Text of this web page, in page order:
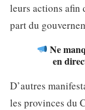
leurs actions afin
part du
Ne
en
D’autres
les provinces du